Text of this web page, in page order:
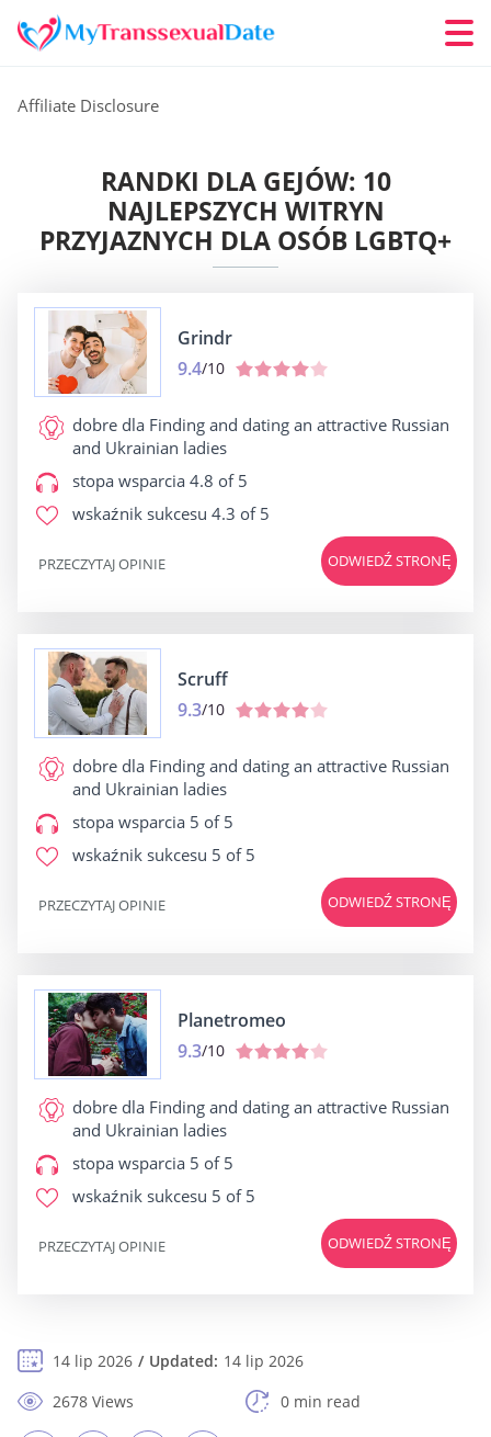
Affiliate Disclosure
RANDKI DLA GEJÓW: 10
NAJLEPSZYCH WITRYN
PRZYJAZNYCH DLA OSÓB LGBTQ+
Grindr
9.4/10
dobre dla Finding and dating an attractive Russian
and Ukrainian ladies
stopa wsparcia 4.8 of 5
wskaźnik sukcesu 4.3 of 5
ODWIEDŹ STRONĘ
PRZECZYTAJ OPINIE
Scruff
9.3/10
dobre dla Finding and dating an attractive Russian
and Ukrainian ladies
stopa wsparcia 5 of 5
wskaźnik sukcesu 5 of 5
ODWIEDŹ STRONĘ
PRZECZYTAJ OPINIE
Planetromeo
9.3/10
dobre dla Finding and dating an attractive Russian
and Ukrainian ladies
stopa wsparcia 5 of 5
wskaźnik sukcesu 5 of 5
ODWIEDŹ STRONĘ
PRZECZYTAJ OPINIE
14 lip 2026 Updated: 14 lip 2026
2678 Views
0 min read